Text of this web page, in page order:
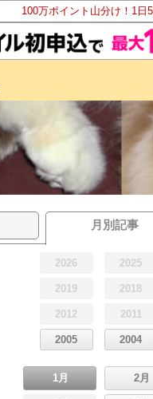
100万ポイント山分け！1日
月別記事
2026 2025
2019 2018
2012 2011
2005 2004
1月 2月